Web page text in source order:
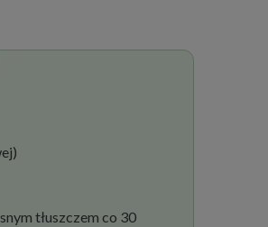
tłuszczem co 30